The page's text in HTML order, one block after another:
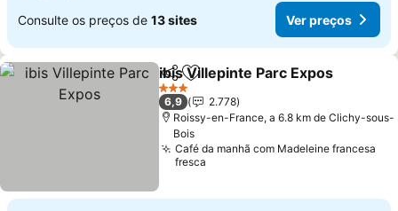
Consulte os preços de 13 sites Ver preços
PartilharAdicionar aos favoritos
ibis Villepinte Parc Expos
3 Estrelas
6,9
2.778
Roissy-en-France, a 6.8 km de Clichy-sous-
Bois
Café da manhã com Madeleine francesa
fresca